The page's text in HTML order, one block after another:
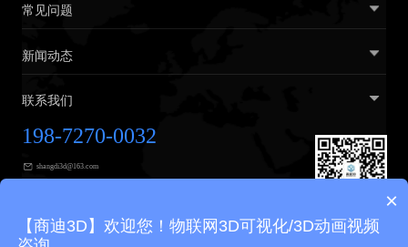
常见问题
新闻动态
联系我们
198-7270-0032
shangdi3d@163.com
×
【商迪3D】欢迎您！物联网3D可视化/3D动画视频